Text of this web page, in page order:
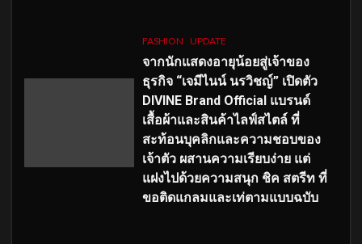
FASHION UPDATE
จากนักแสดงอายุน้อยสู่เจ้าของ
ธุรกิจ “เจมีไนน์ นรวิชญ์” เปิดตัว
DIVINE Brand Official แบรนด์
เสื้อผ้าและสินค้าไลฟ์สไตล์ ที่
สะท้อนบุคลิกและความชอบของ
เจ้าตัว ผสานความเรียบง่าย แต่
แฝงไปด้วยความสนุก ชิค สตรีท ที่
ขอติดแกลมและเท่ตามแบบฉบับ